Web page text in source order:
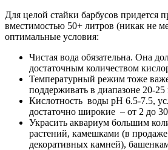
Для целой стайки барбусов придется
вместимостью 50+ литров (никак не
оптимальные условия:
Чистая вода обязательна. Она
достаточным количеством
Температурный режим тоже
поддерживать в диапазоне 20-25
Кислотность воды рН 6.5-7.5,
достаточно широкие – от 2 до
Украсить аквариум большим
растений, камешками (в
декоративных камней),